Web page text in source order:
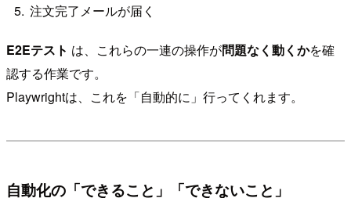
注文完了メールが届く
E2Eテスト は、これらの一連の操作が問題なく動くかを確
認する作業です。
Playwrightは、これを「自動的に」行ってくれます。
自動化の「できること」「できないこと」